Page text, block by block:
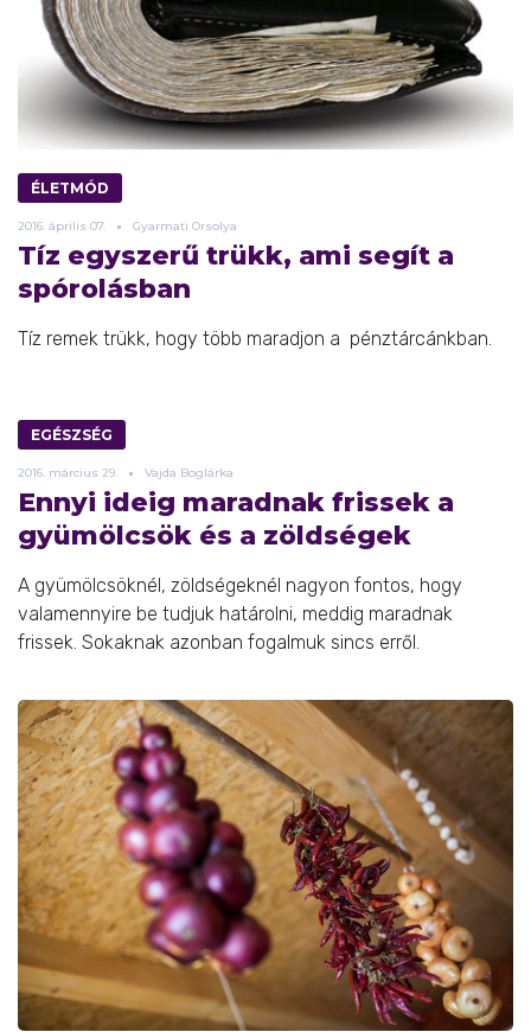
ÉLETMÓD
2016. április 07. Gyarmati Orsolya
Tíz egyszerű trükk, ami segít a
spórolásban
Tíz remek trükk, hogy több maradjon a pénztárcánkban.
EGÉSZSÉG
2016. március 29. Vajda Boglárka
Ennyi ideig maradnak frissek a
gyümölcsök és a zöldségek
A gyümölcsöknél, zöldségeknél nagyon fontos, hogy
valamennyire be tudjuk határolni, meddig maradnak
frissek. Sokaknak azonban fogalmuk sincs erről.